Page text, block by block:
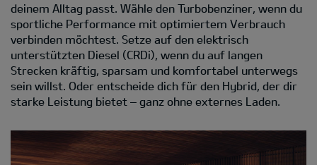
deinem Alltag passt. Wähle den Turbobenziner, wenn du
sportliche Performance mit optimiertem Verbrauch
verbinden möchtest. Setze auf den elektrisch
unterstützten Diesel (CRDi), wenn du auf langen
Strecken kräftig, sparsam und komfortabel unterwegs
sein willst. Oder entscheide dich für den Hybrid, der dir
starke Leistung bietet – ganz ohne externes Laden.